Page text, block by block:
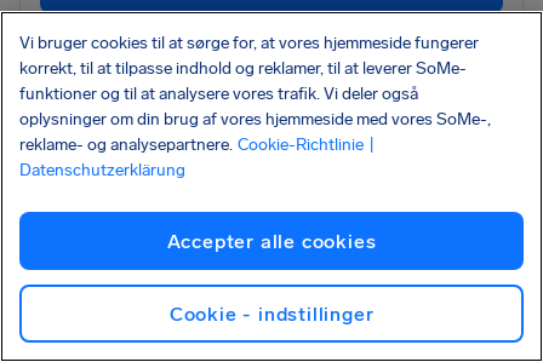
OS503 • Austrian Airlines AG dba Austrian ANNULLERET
Vienna • • Milan
VIE
Tjek kompensation
Vi bruger cookies til at sørge for, at vores hjemmeside fungerer
korrekt, til at tilpasse indhold og reklamer, til at leverer SoMe-
funktioner og til at analysere vores trafik. Vi deler også
oplysninger om din brug af vores hjemmeside med vores SoMe-,
reklame- og analysepartnere. Cookie-Richtlinie
Datenschutzerklärung
Accepter alle cookies
Cookie - indstillinger